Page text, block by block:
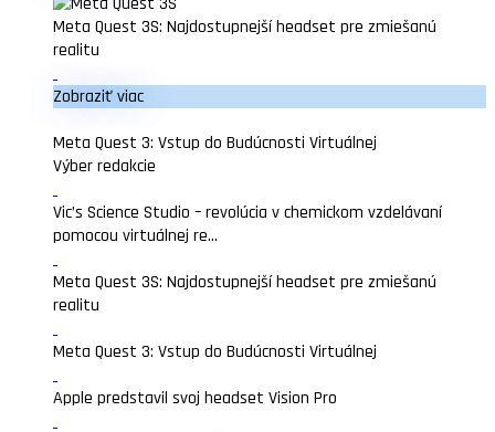
Meta Quest 3S: Najdostupnejší headset pre zmiešanú
realitu
Zobraziť viac
Meta Quest 3: Vstup do Budúcnosti Virtuálnej
Výber redakcie
Vic’s Science Studio – revolúcia v chemickom vzdelávaní
pomocou virtuálnej re...
Meta Quest 3S: Najdostupnejší headset pre zmiešanú
realitu
Meta Quest 3: Vstup do Budúcnosti Virtuálnej
Apple predstavil svoj headset Vision Pro